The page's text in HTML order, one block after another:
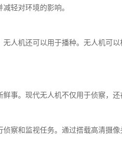
轻对环境的影响。
人机还可以用于播种。无人机可
事。现代无人机不仅用于侦察，还
察和监视任务。通过搭载高清摄